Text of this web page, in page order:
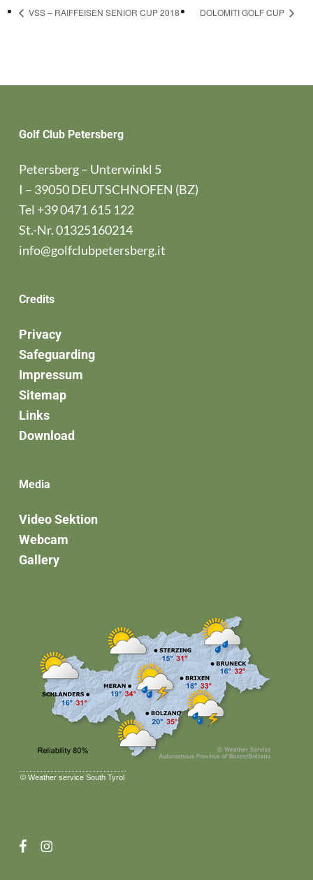
VSS – RAIFFEISEN SENIOR CUP 2018 DOLOMITI GOLF CUP
Golf Club Petersberg
Petersberg – Unterwinkl 5
I – 39050 DEUTSCHNOFEN (BZ)
Tel +39 0471 615 122
St.-Nr. 01325160214
info@golfclubpetersberg.it
Credits
Privacy
Safeguarding
Impressum
Sitemap
Links
Download
Media
Video Sektion
Webcam
Gallery
© Weather service South Tyrol
facebookinstagram